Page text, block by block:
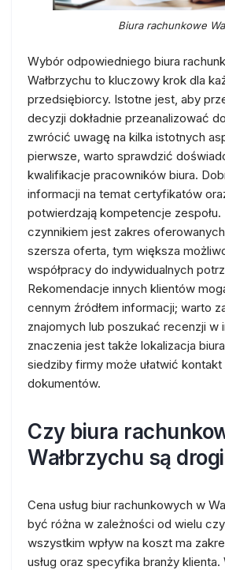
Biura rachunkowe
Wybór odpowiedniego biura
Wałbrzychu to kluczowy krok dla
przedsiębiorcy. Istotne jest, aby
decyzji dokładnie przeanalizować
zwrócić uwagę na kilka istotnych
pierwsze, warto sprawdzić
kwalifikacje pracowników biura.
informacji na temat certyfikatów
potwierdzają kompetencje zespołu.
czynnikiem jest zakres oferowanych
szersza oferta, tym większa
współpracy do indywidualnych
Rekomendacje innych klientów
cennym źródłem informacji; warto
znajomych lub poszukać recenzji w
znaczenia jest także lokalizacja
siedziby firmy może ułatwić kontakt
dokumentów.
Czy biura
Wałbrzychu są
Cena usług biur rachunkowych w
być różna w zależności od wielu
wszystkim wpływ na koszt ma
usług oraz specyfika branży klienta.